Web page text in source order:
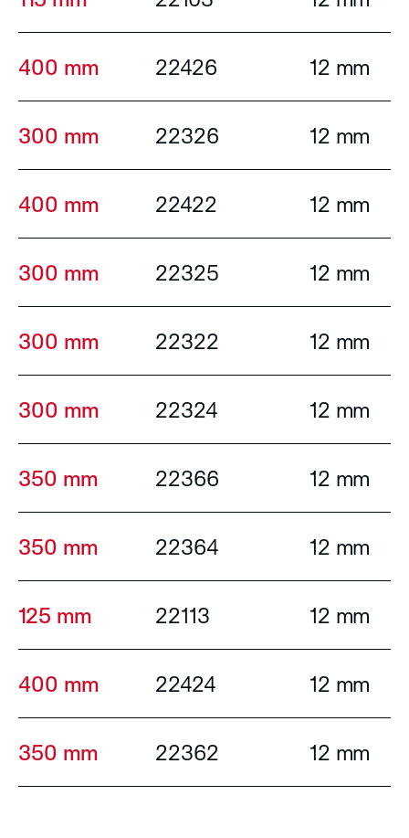
400 mm 22426 12 mm
300 mm 22326 12 mm
400 mm 22422 12 mm
300 mm 22325 12 mm
300 mm 22322 12 mm
300 mm 22324 12 mm
350 mm 22366 12 mm
350 mm 22364 12 mm
125 mm 22113 12 mm
400 mm 22424 12 mm
350 mm 22362 12 mm